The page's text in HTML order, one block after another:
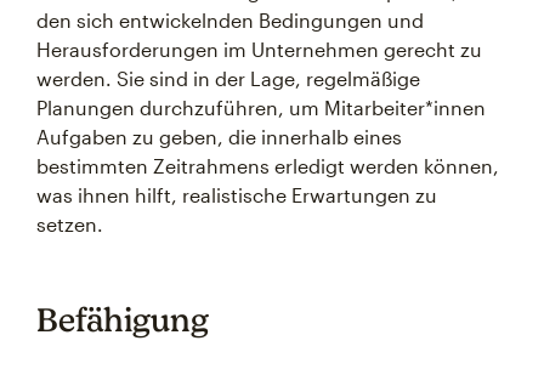
den sich entwickelnden Bedingungen und
Herausforderungen im Unternehmen gerecht zu
werden. Sie sind in der Lage, regelmäßige
Planungen durchzuführen, um Mitarbeiter*innen
Aufgaben zu geben, die innerhalb eines
bestimmten Zeitrahmens erledigt werden können,
was ihnen hilft, realistische Erwartungen zu
setzen.
Befähigung